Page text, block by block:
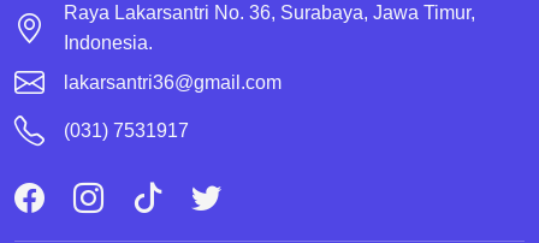
Raya Lakarsantri No. 36, Surabaya, Jawa Timur,
Indonesia.
lakarsantri36@gmail.com
(031) 7531917